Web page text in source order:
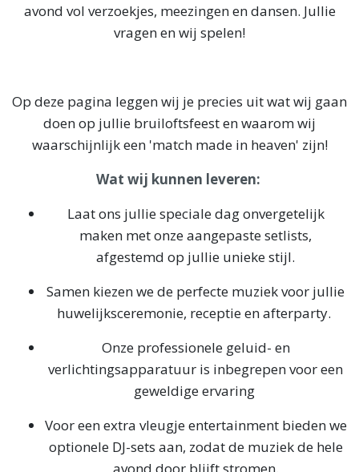
avond vol verzoekjes, meezingen en dansen. Jullie
vragen en wij spelen!
Op deze pagina leggen wij je precies uit wat wij gaan
doen op jullie bruiloftsfeest en waarom wij
waarschijnlijk een 'match made in heaven' zijn!
Wat wij kunnen leveren:
Laat ons jullie speciale dag onvergetelijk
maken met onze aangepaste setlists,
afgestemd op jullie unieke stijl.
Samen kiezen we de perfecte muziek voor jullie
huwelijksceremonie, receptie en afterparty.
Onze professionele geluid- en
verlichtingsapparatuur is inbegrepen voor een
geweldige ervaring
Voor een extra vleugje entertainment bieden we
optionele DJ-sets aan, zodat de muziek de hele